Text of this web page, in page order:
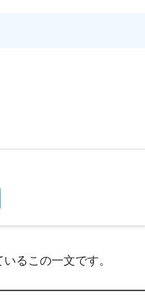
るこの一文です。